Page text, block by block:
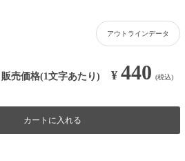
アウトラインデータ
販売価格(1文字あたり) ¥ 440 (税込)
カートに入れる